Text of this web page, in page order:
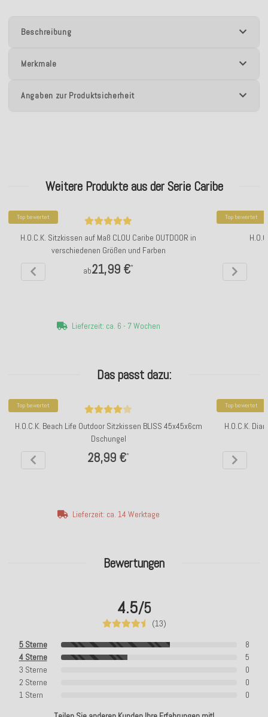
Beschreibung
Merkmale
Angaben zur Produktsicherheit
Bewertungen
4.5/5
(13)
5 Sterne
8
4 Sterne
5
3 Sterne
0
2 Sterne
0
1 Stern
0
Weitere Produkte aus der Serie Caribe
Top bewertet
H.O.C.K. Sitzkissen auf Maß CLOU Caribe OUTDOOR in
verschiedenen Größen und Farben
ab21,99 €*
Lieferzeit: ca. 6 - 7 Wochen
Top bewertet
Das passt dazu:
Top bewertet
H.O.C.K. Beach Life Outdoor Sitzkissen BLISS 45x45x6cm
Dschungel
28,99 €*
Lieferzeit: ca. 14 Werktage
Top bewertet
H.O.C.K.